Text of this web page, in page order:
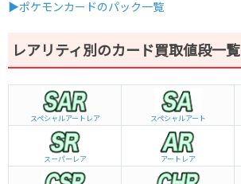
▶ポケモンカードのパック一覧
レアリティ別のカード買取値段一覧
スペシャルアートレア スペシャルアート
スーパーレア アートレア